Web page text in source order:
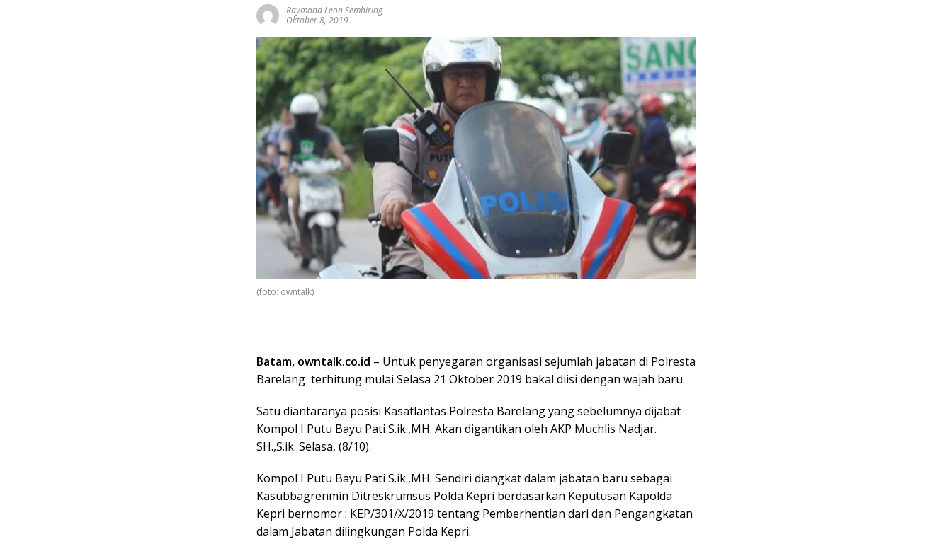
Raymond Leon Sembiring
Oktober 8, 2019
(foto: owntalk)
Batam, owntalk.co.id – Untuk penyegaran organisasi sejumlah jabatan di Polresta
Barelang terhitung mulai Selasa 21 Oktober 2019 bakal diisi dengan wajah baru.
Satu diantaranya posisi Kasatlantas Polresta Barelang yang sebelumnya dijabat
Kompol I Putu Bayu Pati S.ik.,MH. Akan digantikan oleh AKP Muchlis Nadjar.
SH.,S.ik. Selasa, (8/10).
Kompol I Putu Bayu Pati S.ik.,MH. Sendiri diangkat dalam jabatan baru sebagai
Kasubbagrenmin Ditreskrumsus Polda Kepri berdasarkan Keputusan Kapolda
Kepri bernomor : KEP/301/X/2019 tentang Pemberhentian dari dan Pengangkatan
dalam Jabatan dilingkungan Polda Kepri.